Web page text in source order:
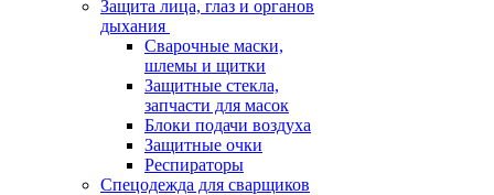
Защита лица, глаз и органов
дыхания
Сварочные маски,
шлемы и щитки
Защитные стекла,
запчасти для масок
Блоки подачи воздуха
Защитные очки
Респираторы
Спецодежда для сварщиков